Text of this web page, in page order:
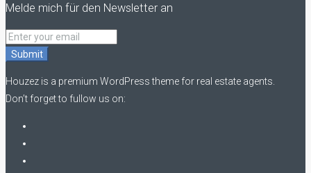
Melde mich für den Newsletter an
Submit
Houzez is a premium WordPress theme for real estate agents.
Don’t forget to fullow us on: